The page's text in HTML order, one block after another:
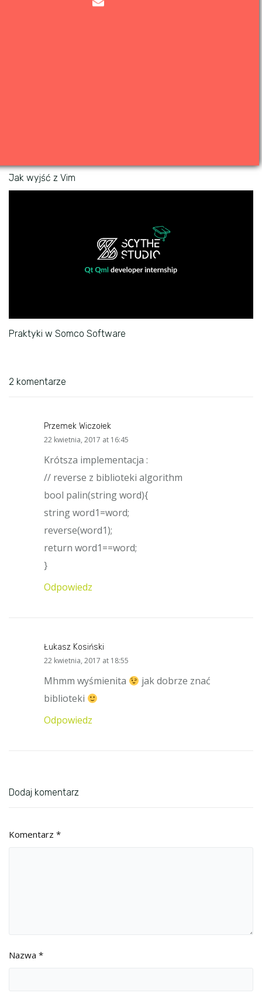
Jak wyjść z Vim
Praktyki w Somco Software
2 komentarze
Przemek Wiczołek
says:
22 kwietnia, 2017 at 16:45
Krótsza implementacja :
// reverse z biblioteki algorithm
bool palin(string word){
string word1=word;
reverse(word1);
return word1==word;
}
Odpowiedz
Łukasz Kosiński
says:
22 kwietnia, 2017 at 18:55
Mhmm wyśmienita
jak dobrze znać
biblioteki
Odpowiedz
Dodaj komentarz
Komentarz *
Nazwa *